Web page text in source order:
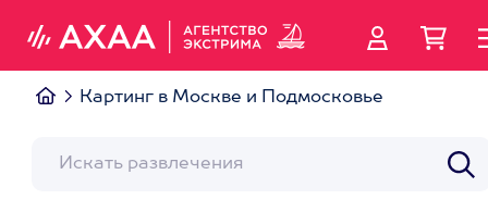
Картинг в Москве и Подмосковье